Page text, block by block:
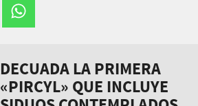
telegram
LA PRIMERA
QUE INCLUYE